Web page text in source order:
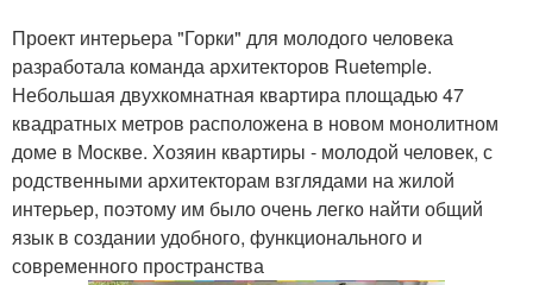
Проект интерьера "Горки" для молодого человека
разработала команда архитекторов Ruetemple.
Небольшая двухкомнатная квартира площадью 47
квадратных метров расположена в новом монолитном
доме в Москве. Хозяин квартиры - молодой человек, с
родственными архитекторам взглядами на жилой
интерьер, поэтому им было очень легко найти общий
язык в создании удобного, функционального и
современного пространства